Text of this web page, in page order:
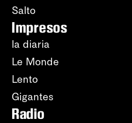
Salto
Impresos
la diaria
Le Monde
Lento
Gigantes
Radio